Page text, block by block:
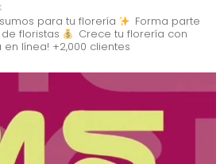
para tu florería
Forma parte
floristas
Crece tu florería con
en línea! +2,000 clientes